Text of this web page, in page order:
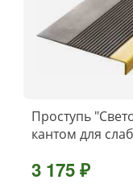
Проступь
кантом для
3 175 ₽